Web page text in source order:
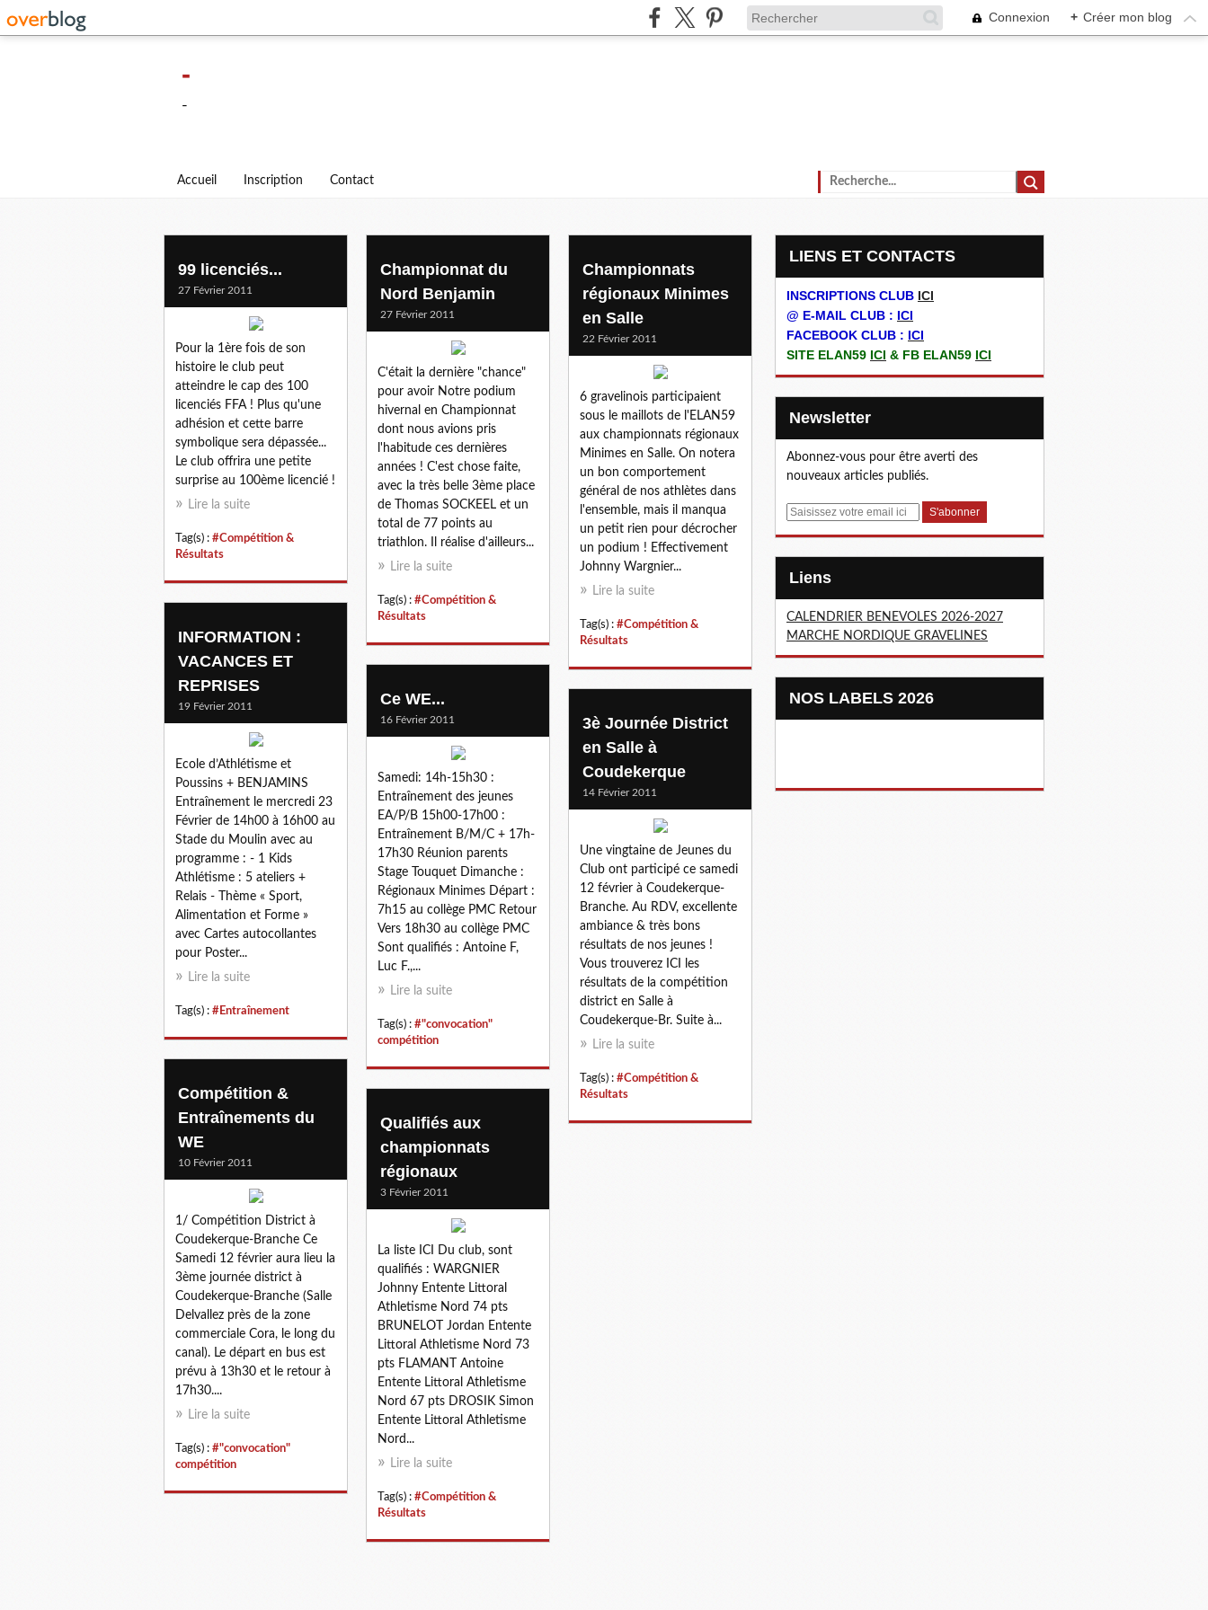
Connexion + Créer mon blog
-
-
Accueil Inscription Contact
99 licenciés...
27 Février 2011
Pour la 1ère fois de son
histoire le club peut
atteindre le cap des 100
licenciés FFA ! Plus qu'une
adhésion et cette barre
symbolique sera dépassée...
Le club offrira une petite
surprise au 100ème licencié !
Lire la suite
Tag(s) : #Compétition &
Résultats
Championnat du
Nord Benjamin
27 Février 2011
C'était la dernière "chance"
pour avoir Notre podium
hivernal en Championnat
dont nous avions pris
l'habitude ces dernières
années ! C'est chose faite,
avec la très belle 3ème place
de Thomas SOCKEEL et un
total de 77 points au
triathlon. Il réalise d'ailleurs...
Lire la suite
Tag(s) : #Compétition &
Résultats
Championnats
régionaux Minimes
en Salle
22 Février 2011
6 gravelinois participaient
sous le maillots de l'ELAN59
aux championnats régionaux
Minimes en Salle. On notera
un bon comportement
général de nos athlètes dans
l'ensemble, mais il manqua
un petit rien pour décrocher
un podium ! Effectivement
Johnny Wargnier...
Lire la suite
Tag(s) : #Compétition &
Résultats
INFORMATION :
VACANCES ET
REPRISES
19 Février 2011
Ecole d’Athlétisme et
Poussins + BENJAMINS
Entraînement le mercredi 23
Février de 14h00 à 16h00 au
Stade du Moulin avec au
programme : - 1 Kids
Athlétisme : 5 ateliers +
Relais - Thème « Sport,
Alimentation et Forme »
avec Cartes autocollantes
pour Poster...
Lire la suite
Tag(s) : #Entraînement
Ce WE...
16 Février 2011
Samedi: 14h-15h30 :
Entraînement des jeunes
EA/P/B 15h00-17h00 :
Entraînement B/M/C + 17h-
17h30 Réunion parents
Stage Touquet Dimanche :
Régionaux Minimes Départ :
7h15 au collège PMC Retour
Vers 18h30 au collège PMC
Sont qualifiés : Antoine F,
Luc F.,...
Lire la suite
Tag(s) : #"convocation"
compétition
3è Journée District
en Salle à
Coudekerque
14 Février 2011
Une vingtaine de Jeunes du
Club ont participé ce samedi
12 février à Coudekerque-
Branche. Au RDV, excellente
ambiance & très bons
résultats de nos jeunes !
Vous trouverez ICI les
résultats de la compétition
district en Salle à
Coudekerque-Br. Suite à...
Lire la suite
Tag(s) : #Compétition &
Résultats
Compétition &
Entraînements du
WE
10 Février 2011
1/ Compétition District à
Coudekerque-Branche Ce
Samedi 12 février aura lieu la
3ème journée district à
Coudekerque-Branche (Salle
Delvallez près de la zone
commerciale Cora, le long du
canal). Le départ en bus est
prévu à 13h30 et le retour à
17h30....
Lire la suite
Tag(s) : #"convocation"
compétition
Qualifiés aux
championnats
régionaux
3 Février 2011
La liste ICI Du club, sont
qualifiés : WARGNIER
Johnny Entente Littoral
Athletisme Nord 74 pts
BRUNELOT Jordan Entente
Littoral Athletisme Nord 73
pts FLAMANT Antoine
Entente Littoral Athletisme
Nord 67 pts DROSIK Simon
Entente Littoral Athletisme
Nord...
Lire la suite
Tag(s) : #Compétition &
Résultats
LIENS ET CONTACTS
INSCRIPTIONS CLUB ICI
@ E-MAIL CLUB : ICI
FACEBOOK CLUB : ICI
SITE ELAN59 ICI & FB ELAN59 ICI
Newsletter
Abonnez-vous pour être averti des
nouveaux articles publiés.
E
Liens
CALENDRIER BENEVOLES 2026-2027
MARCHE NORDIQUE GRAVELINES
NOS LABELS 2026